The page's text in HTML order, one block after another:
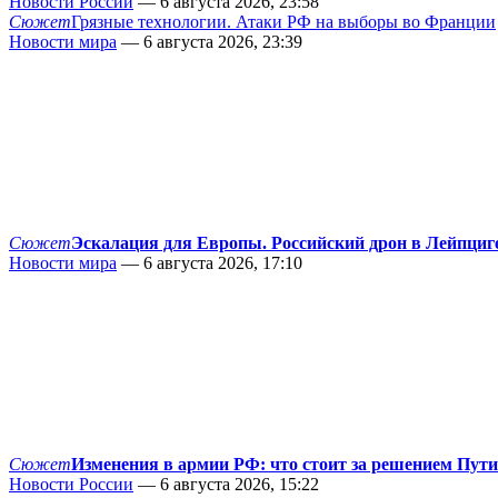
СюжетГрязные технологии. Атаки РФ на выборы во Франции
Новости мира — 6 августа 2026, 23:39
СюжетЭскалация для Европы. Российский дрон в
Новости мира — 6 августа 2026, 17:10
СюжетИзменения в армии РФ: что стоит за решением
Новости России — 6 августа 2026, 15:22